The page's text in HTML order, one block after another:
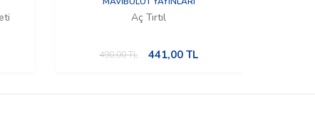
Aç Tırtıl
490,00TL 441,00 TL